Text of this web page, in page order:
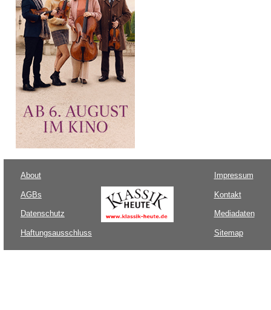
About
AGBs
Datenschutz
Haftungsausschluss
Impressum
Kontakt
Mediadaten
Sitemap